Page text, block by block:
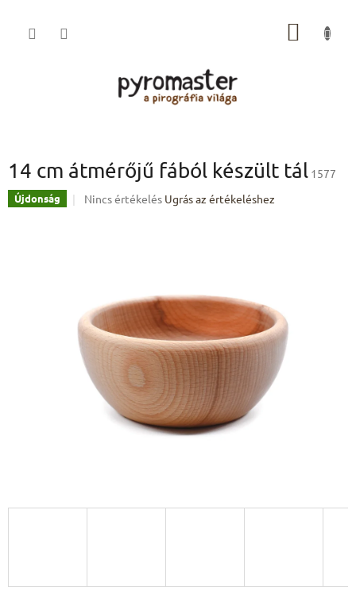
KOSÁR
14 cm átmérőjű fából készült tál 1577
Újdonság
A
csillag.
Nincs értékelés Ugrás az értékeléshez